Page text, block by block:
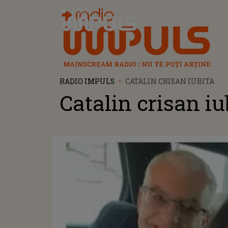
Radio Impuls
RADIO IMPULS CATALIN CRISAN IUBITA
Catalin crisan